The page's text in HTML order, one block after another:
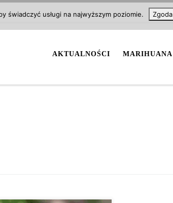
AKTUALNOŚCI MARIHUANA
świadczyć usługi na najwyższym poziomie. Zgoda